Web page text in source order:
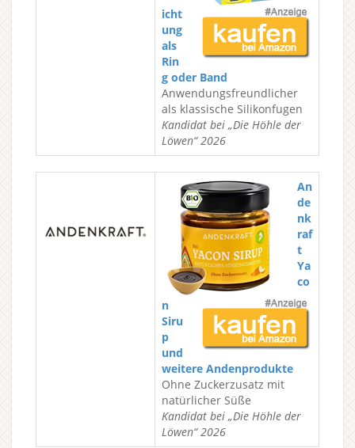
icht
ung
als
Rin
g oder Band
Anwendungsfreundlicher
als klassische Silikonfugen
Kandidat bei „Die Höhle der
Löwen“ 2026
An
de
nk
raf
t
Ya
co
n
Siru
p
und
weitere Andenprodukte
Ohne Zuckerzusatz mit
natürlicher Süße
Kandidat bei „Die Höhle der
Löwen“ 2026